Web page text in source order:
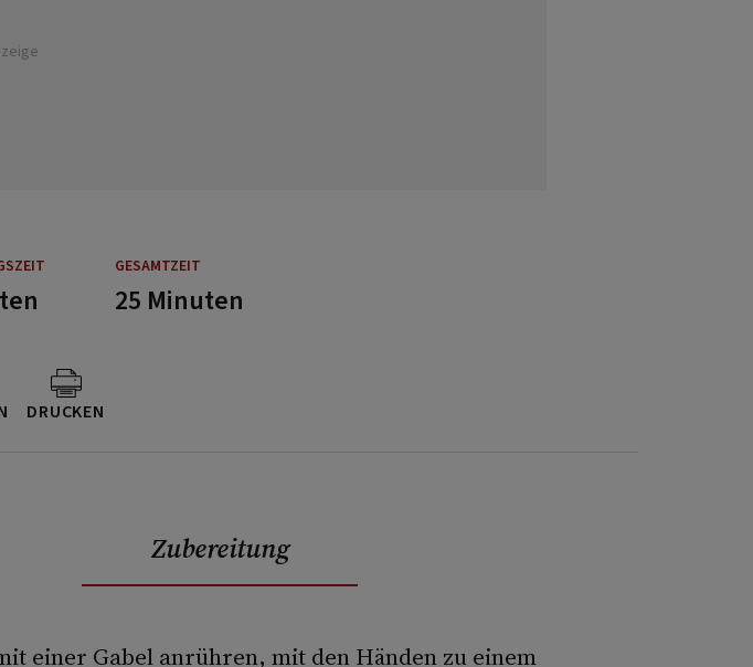
GESAMTZEIT
25 Minuten
DRUCKEN
Zubereitung
einer Gabel anrühren, mit den Händen zu einem